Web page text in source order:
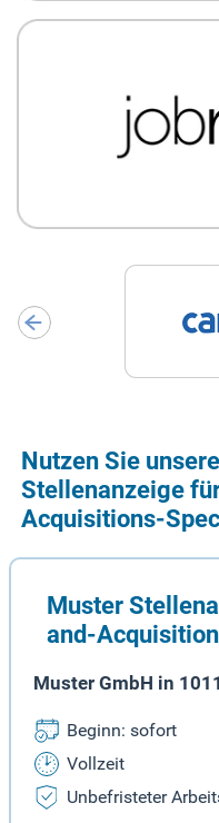
Nutzen Sie
Stellenanzeige
Acquisitions-
Muster
and-
Muster GmbH in
Beginn: sofort
Vollzeit
Unbefristeter